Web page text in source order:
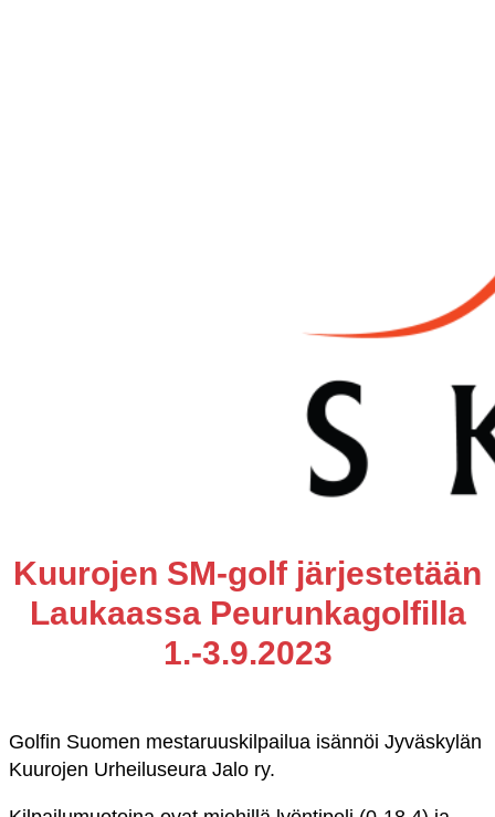
Kuurojen SM-golf järjestetään
Laukaassa Peurunkagolfilla
1.-3.9.2023
Golfin Suomen mestaruuskilpailua isännöi Jyväskylän
Kuurojen Urheiluseura Jalo ry.